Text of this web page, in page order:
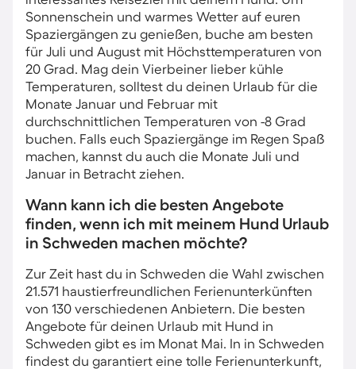
Sonnenschein und warmes Wetter auf euren
Spaziergängen zu genießen, buche am besten
für Juli und August mit Höchsttemperaturen von
20 Grad. Mag dein Vierbeiner lieber kühle
Temperaturen, solltest du deinen Urlaub für die
Monate Januar und Februar mit
durchschnittlichen Temperaturen von -8 Grad
buchen. Falls euch Spaziergänge im Regen Spaß
machen, kannst du auch die Monate Juli und
Januar in Betracht ziehen.
Wann kann ich die besten Angebote
finden, wenn ich mit meinem Hund Urlaub
in Schweden machen möchte?
Zur Zeit hast du in Schweden die Wahl zwischen
21.571 haustierfreundlichen Ferienunterkünften
von 130 verschiedenen Anbietern. Die besten
Angebote für deinen Urlaub mit Hund in
Schweden gibt es im Monat Mai. In in Schweden
findest du garantiert eine tolle Ferienunterkunft,